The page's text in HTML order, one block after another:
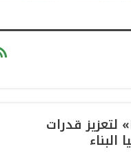
«Flat6Labs» تطلق برنامج «Makers» لتعزيز قدرات